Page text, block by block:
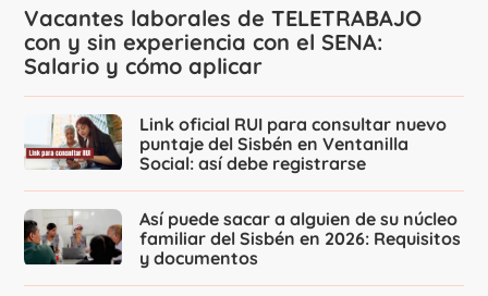
Vacantes laborales de TELETRABAJO
con y sin experiencia con el SENA:
Salario y cómo aplicar
Link oficial RUI para consultar nuevo
puntaje del Sisbén en Ventanilla
Social: así debe registrarse
Así puede sacar a alguien de su núcleo
familiar del Sisbén en 2026: Requisitos
y documentos